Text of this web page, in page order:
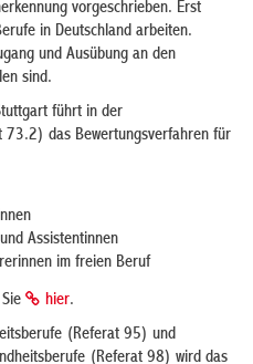
vorgeschrieben. Erst
in Deutschland arbeiten.
und Ausübung an den
sind.
führt in der
73.2) das Bewertungsverfahren für
Assistentinnen
im freien Beruf
hier.
(Referat 95) und
(Referat 98) wird das